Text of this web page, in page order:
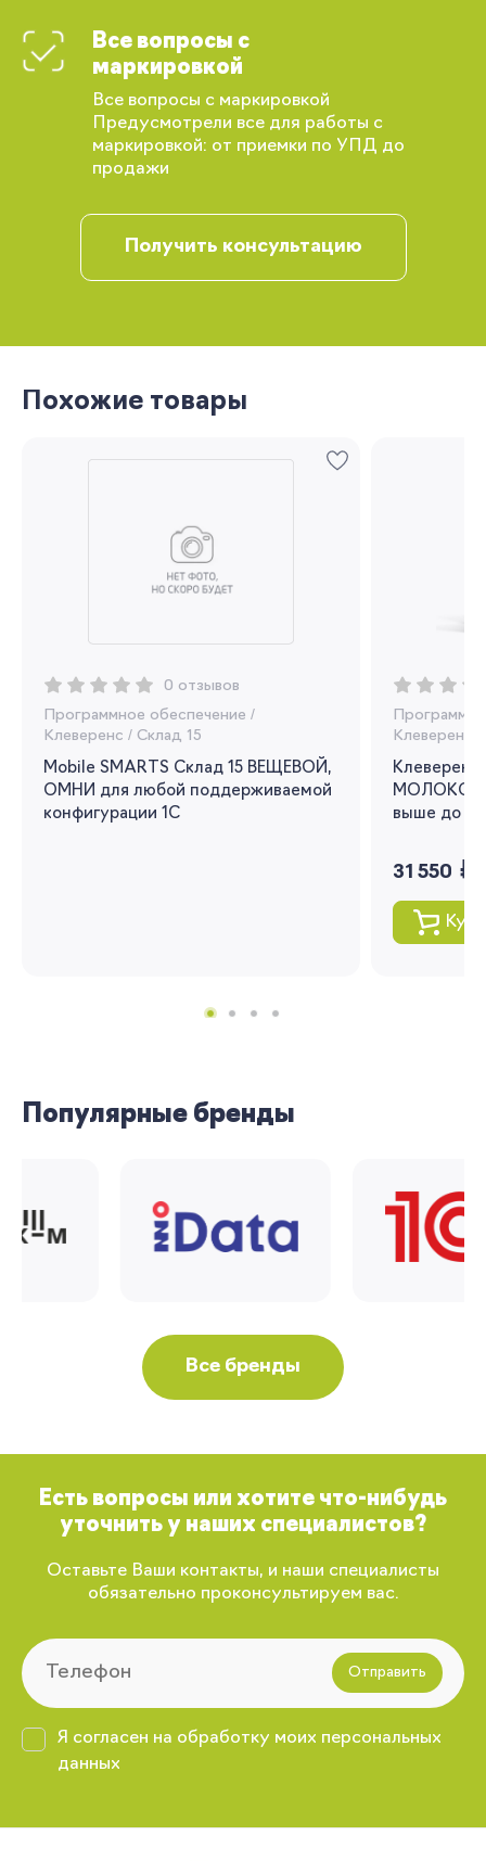
Все вопросы с
маркировкой
Все вопросы с маркировкой
Предусмотрели все для работы с
маркировкой: от приемки по УПД до
продажи
Получить консультацию
Похожие товары
0 отзывов
Программное обеспечение /
Клеверенс / Склад 15
Mobile SMARTS Склад 15 ВЕЩЕВОЙ,
ОМНИ для любой поддерживаемой
конфигурации 1С
Клеверенс
МОЛОКО
выше до
31 550 руб.
Популярные бренды
Все бренды
Есть вопросы или хотите что-нибудь
уточнить у наших специалистов?
Оставьте Ваши контакты, и наши специалисты
обязательно проконсультируем вас.
Отправить
Я согласен на обработку моих персональных
данных
Вы сможете отслеживать статус своих
заказов и получать индивидуальные
рекомендации
Я согласен на обработку моих
персональных данных
Вернуться
Регистрация